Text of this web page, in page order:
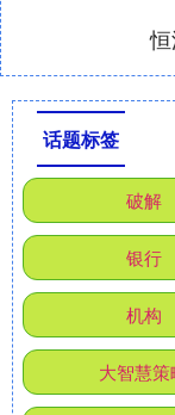
话题标签
破解
银行
机构
大智慧策